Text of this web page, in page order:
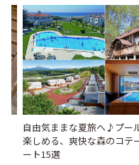
自由気ままな夏旅へ♪プー
楽しめる、爽快な森のコテ
ート15選